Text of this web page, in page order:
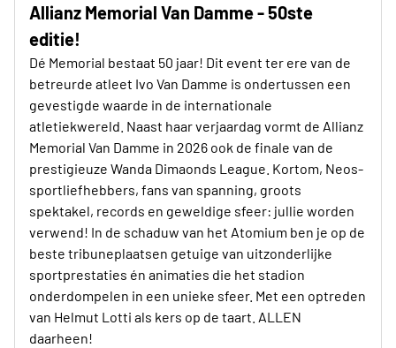
Allianz Memorial Van Damme - 50ste
editie!
Dé Memorial bestaat 50 jaar! Dit event ter ere van de
betreurde atleet Ivo Van Damme is ondertussen een
gevestigde waarde in de internationale
atletiekwereld. Naast haar verjaardag vormt de Allianz
Memorial Van Damme in 2026 ook de finale van de
prestigieuze Wanda Dimaonds League. Kortom, Neos-
sportliefhebbers, fans van spanning, groots
spektakel, records en geweldige sfeer: jullie worden
verwend! In de schaduw van het Atomium ben je op de
beste tribuneplaatsen getuige van uitzonderlijke
sportprestaties én animaties die het stadion
onderdompelen in een unieke sfeer. Met een optreden
van Helmut Lotti als kers op de taart. ALLEN
daarheen!